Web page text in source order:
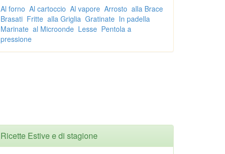
Al forno Al cartoccio Al vapore Arrosto alla Brace
Brasati Fritte alla Griglia Gratinate In padella
Marinate al Microonde Lesse Pentola a
pressione
Ricette Estive e di stagione